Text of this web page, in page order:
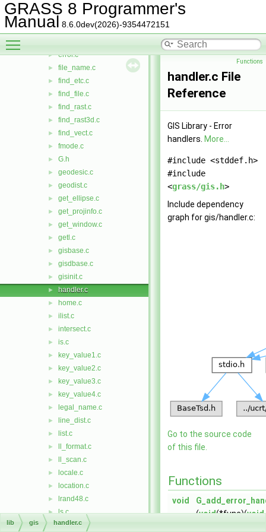
GRASS 8 Programmer's
Manual 8.6.0dev(2026)-9354472151
► distance.c
► done_msg.c
► endian.c
► error.c
► file_name.c
► find_etc.c
► find_file.c
► find_rast.c
► find_rast3d.c
► find_vect.c
► fmode.c
► G.h
► geodesic.c
► geodist.c
► get_ellipse.c
► get_projinfo.c
► get_window.c
► getl.c
► gisbase.c
► gisdbase.c
► gisinit.c
► handler.c
► home.c
► ilist.c
► intersect.c
► is.c
► key_value1.c
► key_value2.c
► key_value3.c
► key_value4.c
► legal_name.c
► line_dist.c
► list.c
► ll_format.c
► ll_scan.c
► locale.c
► location.c
► lrand48.c
► ls.c
► ls_filter.c
Functions
handler.c File
Reference
GIS Library - Error
handlers. More...
#include <stddef.h>
#include
<grass/gis.h>
Include dependency
graph for gis/handler.c:
Go to the source code
of this file.
Functions
void
(void(*func)(void
lib gis handler.c